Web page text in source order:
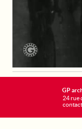
GP
24 rue